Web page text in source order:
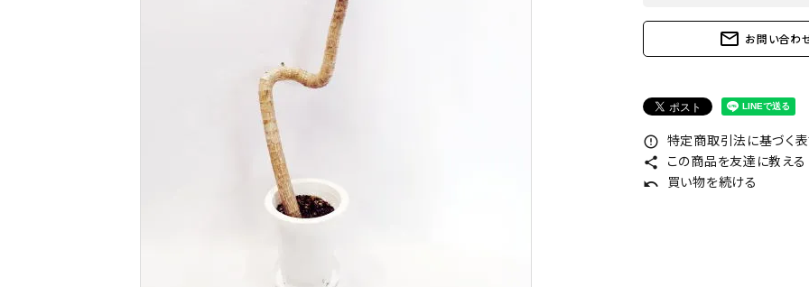
mail_outline お問い合わ
error_outline 特定商取引法に基づく
share この商品を友達に教える
undo 買い物を続ける